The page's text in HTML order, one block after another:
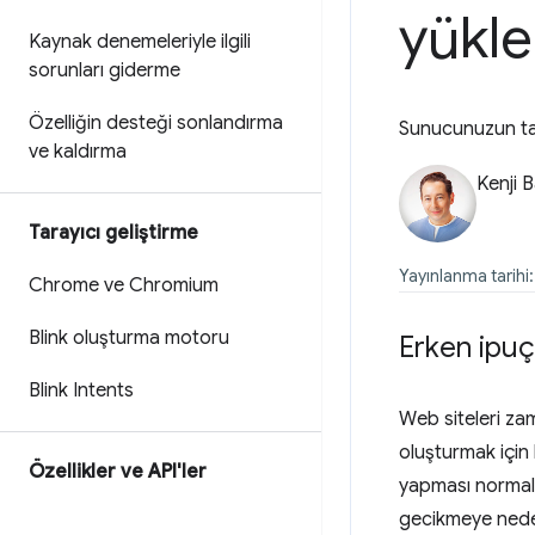
Kaynak denemeleriyle ilgili
sorunları giderme
Özelliğin desteği sonlandırma
ve kaldırma
Tarayıcı geliştirme
Chrome ve Chromium
Blink oluşturma motoru
Blink Intents
Özellikler ve API'ler
Sunucunuzun
Kenji
Yayınlanma
Erken
Web siteleri
oluşturmak için
yapması
gecikmeye